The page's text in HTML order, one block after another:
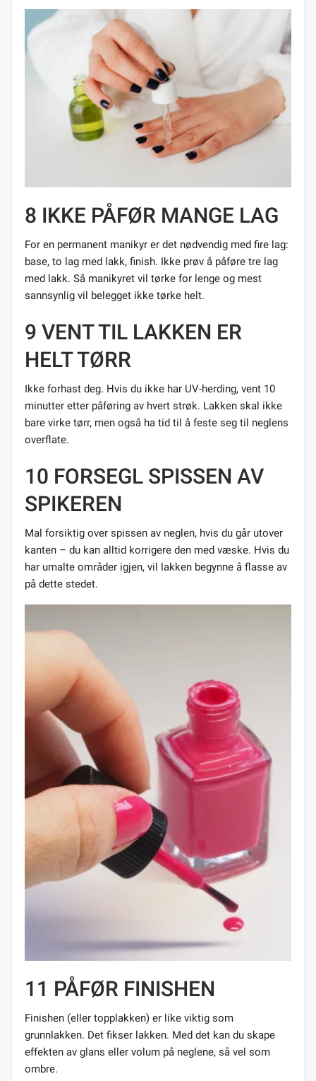
8 IKKE PÅFØR MANGE LAG
For en permanent manikyr er det nødvendig med fire lag:
base, to lag med lakk, finish. Ikke prøv å påføre tre lag
med lakk. Så manikyret vil tørke for lenge og mest
sannsynlig vil belegget ikke tørke helt.
9 VENT TIL LAKKEN ER
HELT TØRR
Ikke forhast deg. Hvis du ikke har UV-herding, vent 10
minutter etter påføring av hvert strøk. Lakken skal ikke
bare virke tørr, men også ha tid til å feste seg til neglens
overflate.
10 FORSEGL SPISSEN AV
SPIKEREN
Mal forsiktig over spissen av neglen, hvis du går utover
kanten – du kan alltid korrigere den med væske. Hvis du
har umalte områder igjen, vil lakken begynne å flasse av
på dette stedet.
11 PÅFØR FINISHEN
Finishen (eller topplakken) er like viktig som
grunnlakken. Det fikser lakken. Med det kan du skape
effekten av glans eller volum på neglene, så vel som
ombre.